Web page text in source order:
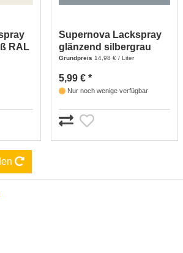
RAL
Supernova Lackspray
glänzend silbergrau
RAL 7001 - 400 ml
Grundpreis 14,98 € / Liter
5,99 € *
Nur noch wenige verfügbar